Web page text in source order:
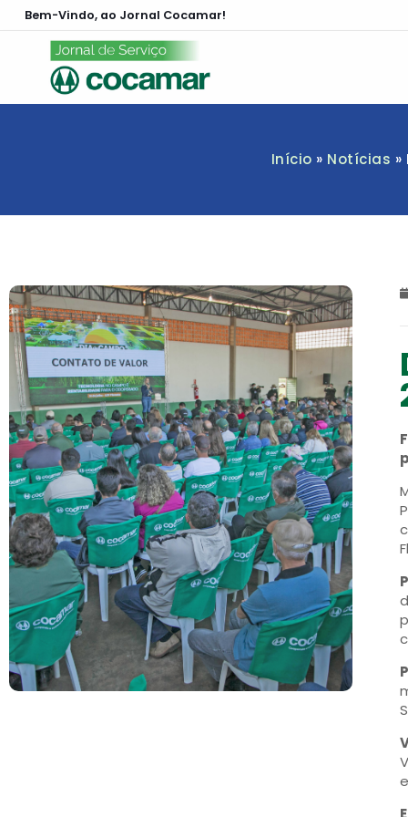
Bem-Vindo, ao Jornal Cocamar!
Início » Notícias »